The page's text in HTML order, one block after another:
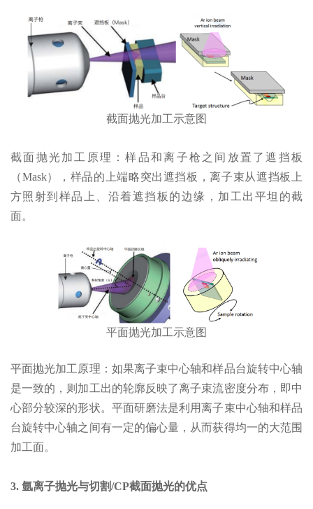
截面抛光加工示意图
截面抛光加工原理：样品和离子枪之间放置了遮挡板
（Mask），样品的上端略突出遮挡板，离子束从遮挡板上
方照射到样品上、沿着遮挡板的边缘，加工出平坦的截
面。
平面抛光加工示意图
平面抛光加工原理：如果离子束中心轴和样品台旋转中心轴
是一致的，则加工出的轮廓反映了离子束流密度分布，即中
心部分较深的形状。平面研磨法是利用离子束中心轴和样品
台旋转中心轴之间有一定的偏心量，从而获得均一的大范围
加工面。
3. 氩离子抛光与切割/CP截面抛光的优点